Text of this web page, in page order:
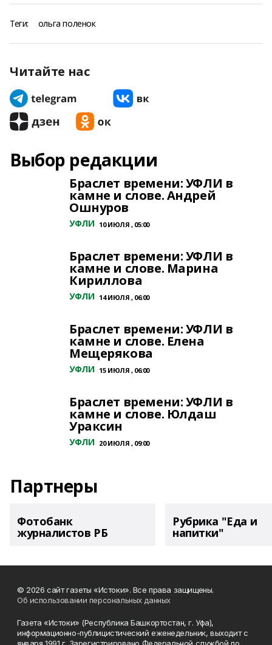
Теги: ольга поленок
Читайте нас
Выбор редакции
Браслет времени: УФЛИ в
камне и слове. Андрей
Ошнуров
УФЛИ 10 ИЮЛЯ , 05:00
Браслет времени: УФЛИ в
камне и слове. Марина
Кириллова
УФЛИ 14 ИЮЛЯ , 06:00
Браслет времени: УФЛИ в
камне и слове. Елена
Мещерякова
УФЛИ 15 ИЮЛЯ , 06:00
Браслет времени: УФЛИ в
камне и слове. Юлдаш
Ураксин
УФЛИ 20 ИЮЛЯ , 09:00
Партнеры
Фотобанк
журналистов РБ
Рубрика "Еда и
напитки"
© 2026 сайт газеты «Истоки». Все права защищены.
Об использовании персональных данных
Газета «Истоки» (Республика Башкортостан, г. Уфа),
информационно-публицистический еженедельник, выходит с